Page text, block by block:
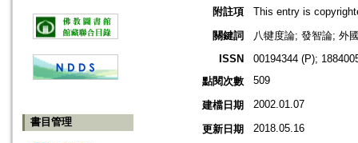
書目管理
附註項
This entry is
關鍵詞
八犍度論; 發智論; 外
ISSN
00194344 (P);
點閱次數
509
建檔日期 2002.01.07
更新日期 2018.05.16